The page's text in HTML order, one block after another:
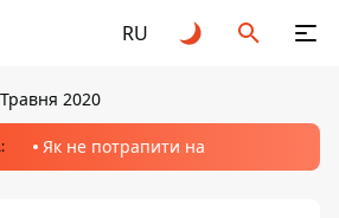
RU
2020
Як не потрапити на